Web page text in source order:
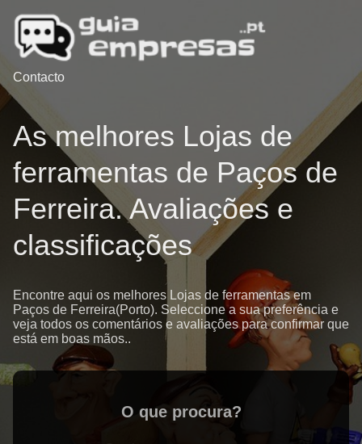
Contacto
As melhores Lojas de
ferramentas de Paços de
Ferreira. Avaliações e
classificações
Encontre aqui os melhores Lojas de ferramentas em
Paços de Ferreira(Porto). Seleccione a sua preferência e
veja todos os comentários e avaliações para confirmar que
está em boas mãos..
O que procura?